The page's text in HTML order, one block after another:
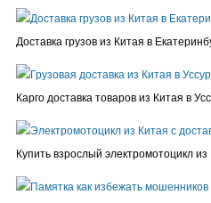
Доставка грузов из Китая в
Карго доставка товаров из Китая в
Купить взрослый электромотоцикл из